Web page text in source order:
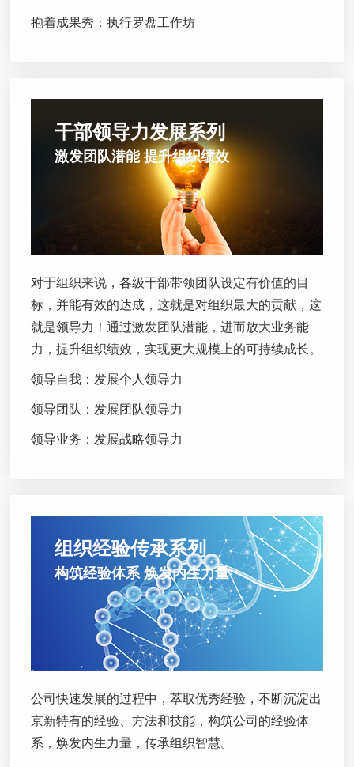
抱着成果秀：执行罗盘工作坊
干部领导力发展系列
激发团队潜能 提升组织绩效
对于组织来说，各级干部带领团队设定有价值的目
标，并能有效的达成，这就是对组织最大的贡献，这
就是领导力！通过激发团队潜能，进而放大业务能
力，提升组织绩效，实现更大规模上的可持续成长。
领导自我：发展个人领导力
领导团队：发展团队领导力
领导业务：发展战略领导力
组织经验传承系列
构筑经验体系 焕发内生力量
公司快速发展的过程中，萃取优秀经验，不断沉淀出
京新特有的经验、方法和技能，构筑公司的经验体
系，焕发内生力量，传承组织智慧。